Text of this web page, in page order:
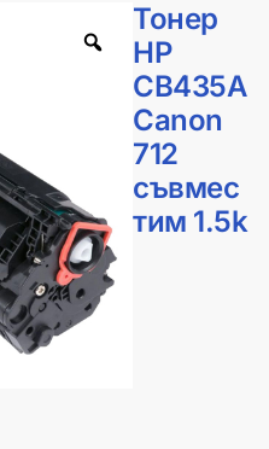
Тонер
HP
CB435A
Canon
712
съвмес
тим 1.5k